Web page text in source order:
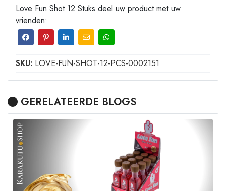
Love Fun Shot 12 Stuks deel uw product met uw
vrienden:
SKU: LOVE-FUN-SHOT-12-PCS-0002151
GERELATEERDE BLOGS